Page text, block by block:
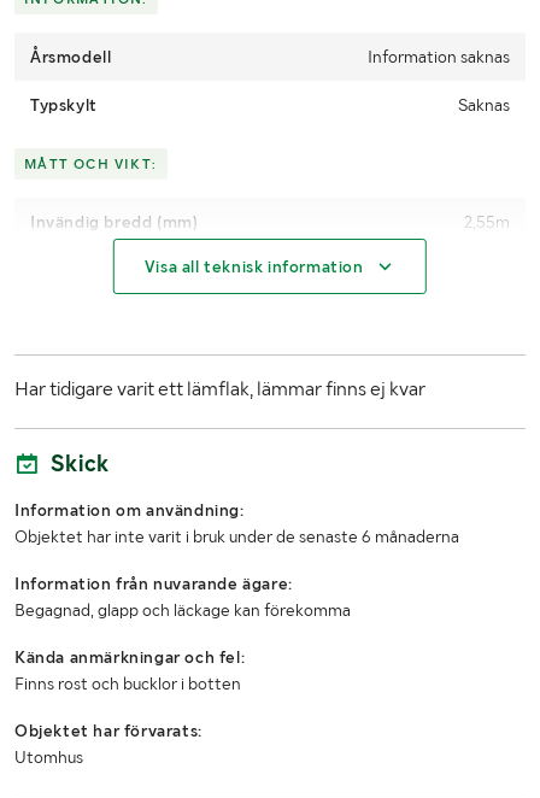
EB Road Cargo (Lastbil, bil och släp eller trailer, skåp)
Årsmodell Information saknas
Typskylt Saknas
MÅTT OCH VIKT:
Invändig bredd (mm) 2,55m
Invändig längd (mm)Visa all teknisk information
Har tidigare varit ett lämflak, lämmar finns ej kvar
Skick
Information om användning:
Objektet har inte varit i bruk under de senaste 6 månaderna
Information från nuvarande ägare:
Begagnad, glapp och läckage kan förekomma
Kända anmärkningar och fel:
Finns rost och bucklor i botten
Objektet har förvarats:
Utomhus